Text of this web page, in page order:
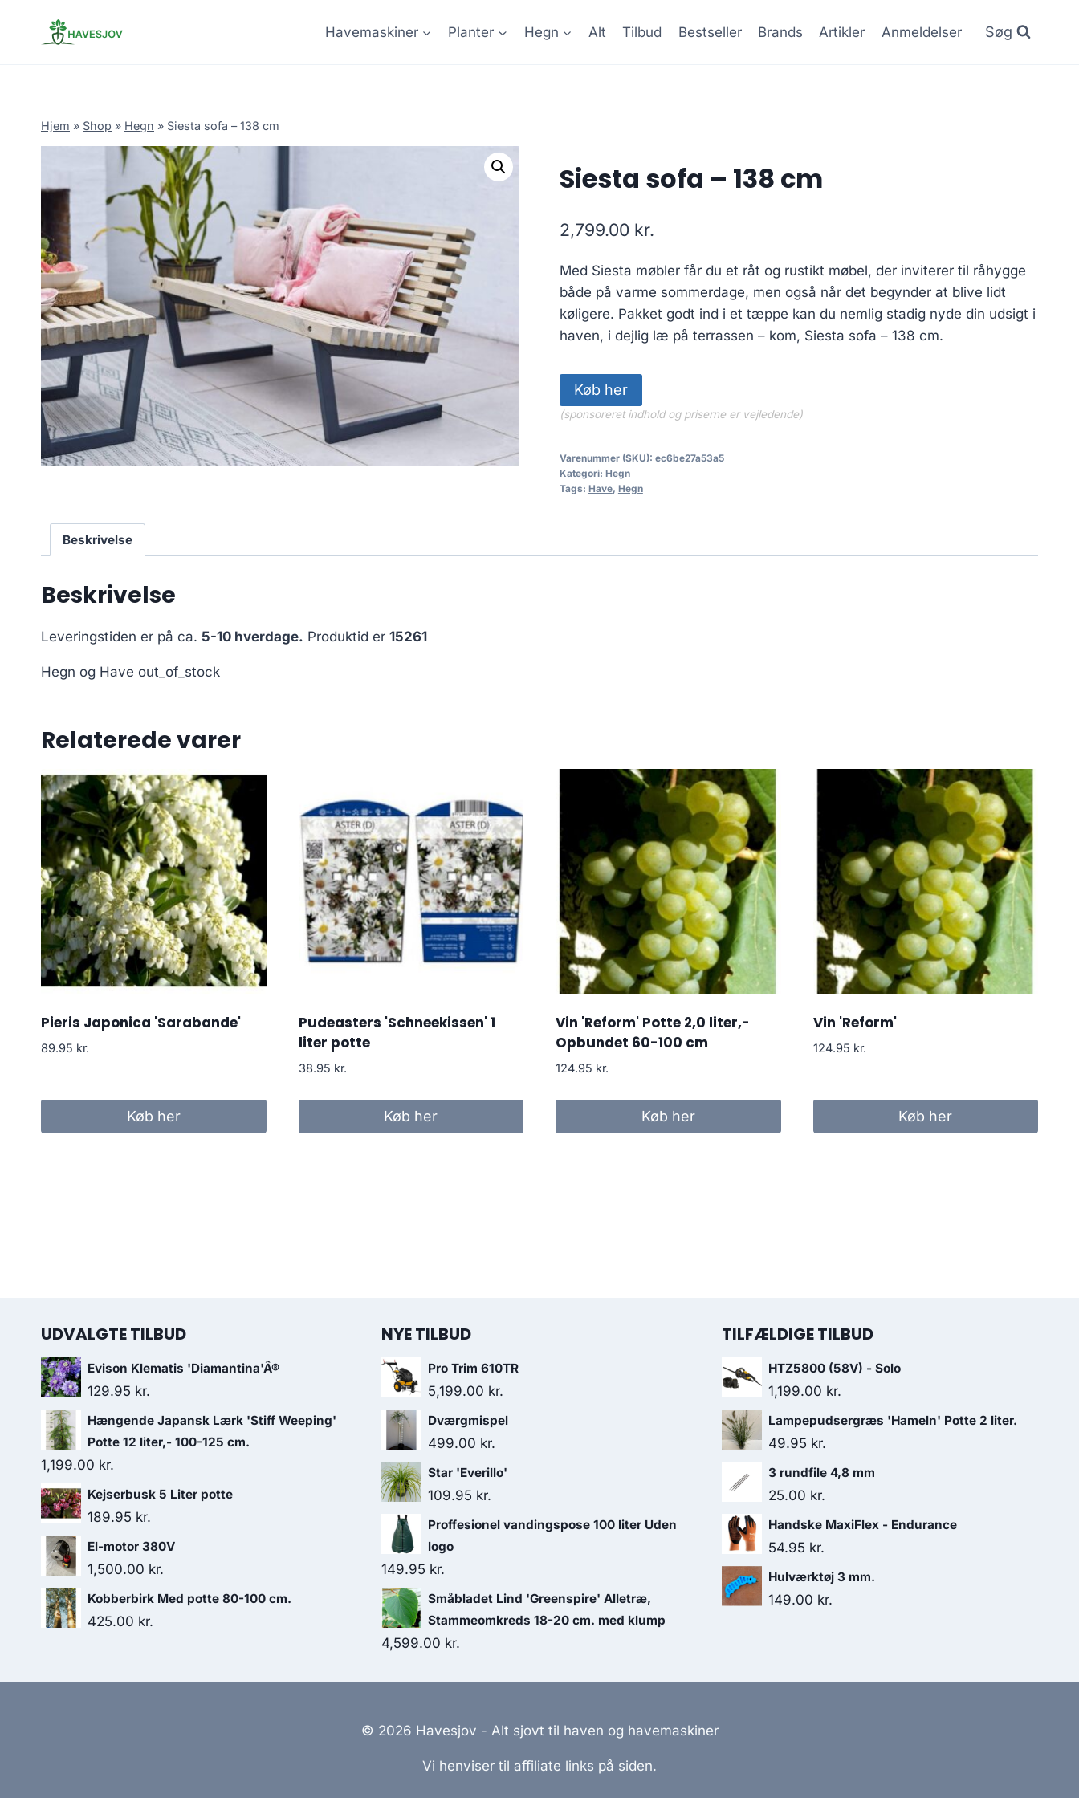
Havemaskiner Planter Hegn Alt Tilbud Bestseller Brands Artikler Anmeldelser Søg
Hjem » Shop » Hegn » Siesta sofa – 138 cm
Siesta sofa – 138 cm
2,799.00 kr.
Med Siesta møbler får du et råt og rustikt møbel, der inviterer til råhygge
både på varme sommerdage, men også når det begynder at blive lidt
køligere. Pakket godt ind i et tæppe kan du nemlig stadig nyde din udsigt i
haven, i dejlig læ på terrassen – kom, Siesta sofa – 138 cm.
Køb her
(sponsoreret indhold og priserne er vejledende)
Varenummer (SKU): ec6be27a53a5
Kategori: Hegn
Tags: Have, Hegn
Beskrivelse
Beskrivelse
Leveringstiden er på ca. 5-10 hverdage. Produktid er 15261
Hegn og Have out_of_stock
Relaterede varer
Pieris Japonica 'Sarabande'
89.95 kr.
Køb her
Pudeasters 'Schneekissen' 1
liter potte
38.95 kr.
Køb her
Vin 'Reform' Potte 2,0 liter,-
Opbundet 60-100 cm
124.95 kr.
Køb her
Vin 'Reform'
124.95 kr.
Køb her
UDVALGTE TILBUD
Evison Klematis 'Diamantina'Â®
129.95 kr.
Hængende Japansk Lærk 'Stiff Weeping'
Potte 12 liter,- 100-125 cm.
1,199.00 kr.
Kejserbusk 5 Liter potte
189.95 kr.
El-motor 380V
1,500.00 kr.
Kobberbirk Med potte 80-100 cm.
425.00 kr.
NYE TILBUD
Pro Trim 610TR
5,199.00 kr.
Dværgmispel
499.00 kr.
Star 'Everillo'
109.95 kr.
Proffesionel vandingspose 100 liter Uden
logo
149.95 kr.
Småbladet Lind 'Greenspire' Alletræ,
Stammeomkreds 18-20 cm. med klump
4,599.00 kr.
TILFÆLDIGE TILBUD
HTZ5800 (58V) - Solo
1,199.00 kr.
Lampepudsergræs 'Hameln' Potte 2 liter.
49.95 kr.
3 rundfile 4,8 mm
25.00 kr.
Handske MaxiFlex - Endurance
54.95 kr.
Hulværktøj 3 mm.
149.00 kr.
© 2026 Havesjov - Alt sjovt til haven og havemaskiner
Vi henviser til affiliate links på siden.